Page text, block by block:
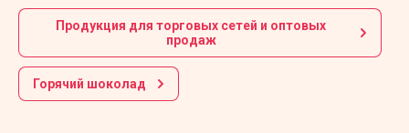
Продукция для торговых сетей и оптовых
продаж
Горячий шоколад